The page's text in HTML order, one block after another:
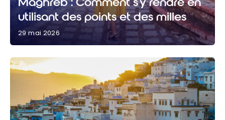
points et des milles
utilisant des points et des milles
29 mai 2026